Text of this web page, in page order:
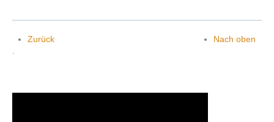
Zurück
Nach oben
.